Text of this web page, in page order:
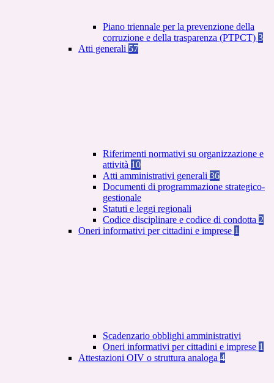
Piano triennale per la prevenzione della
corruzione e della trasparenza (PTPCT) 3
Atti generali 57
Riferimenti normativi su organizzazione e
attività 10
Atti amministrativi generali 36
Documenti di programmazione strategico-
gestionale
Statuti e leggi regionali
Codice disciplinare e codice di condotta 2
Oneri informativi per cittadini e imprese 1
Scadenzario obblighi amministrativi
Oneri informativi per cittadini e imprese 1
Attestazioni OIV o struttura analoga 4